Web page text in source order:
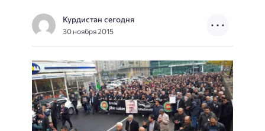
Курдистан сегодня
30 ноября 2015